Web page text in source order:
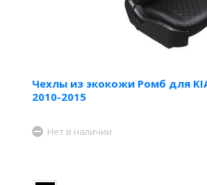
Чехлы из экокожи Ромб для
2010-2015
Нет в наличии